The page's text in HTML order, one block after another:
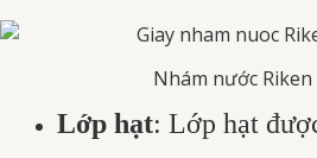
Nhám nước
Lớp hạt: Lớp hạt